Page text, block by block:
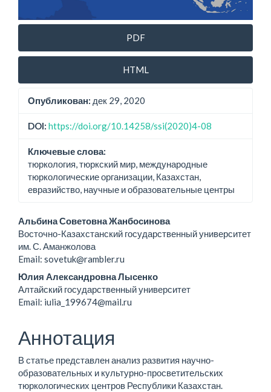
PDF
HTML
Опубликован: дек 29, 2020
DOI: https://doi.org/10.14258/ssi(2020)4-08
Ключевые слова:
тюркология, тюркский мир, международные
тюркологические организации, Казахстан,
евразийство, научные и образовательные центры
Основное
содержание
статьи
Альбина Советовна Жанбосинова
Восточно-Казахстанский государственный университет
им. С. Аманжолова
Email: sovetuk@rambler.ru
Юлия Александровна Лысенко
Алтайский государственный университет
Email: iulia_199674@mail.ru
Аннотация
В статье представлен анализ развития научно-
образовательных и культурно-просветительских
тюркологических центров Республики Казахстан.